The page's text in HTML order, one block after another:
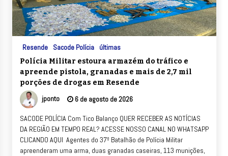
Resende Sacode Polícia últimas
Polícia Militar estoura armazém do tráfico e
apreende pistola, granadas e mais de 2,7 mil
porções de drogas em Resende
jponto 6 de agosto de 2026
SACODE POLÍCIA Com Tico Balanço QUER RECEBER AS NOTÍCIAS
DA REGIÃO EM TEMPO REAL? ACESSE NOSSO CANAL NO WHATSAPP
CLICANDO AQUI Agentes do 37º Batalhão de Polícia Militar
apreenderam uma arma, duas granadas caseiras, 113 munições,